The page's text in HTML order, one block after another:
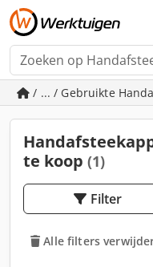
/ ... / Gebruikte
te koop (1)
Filter
Alle filters